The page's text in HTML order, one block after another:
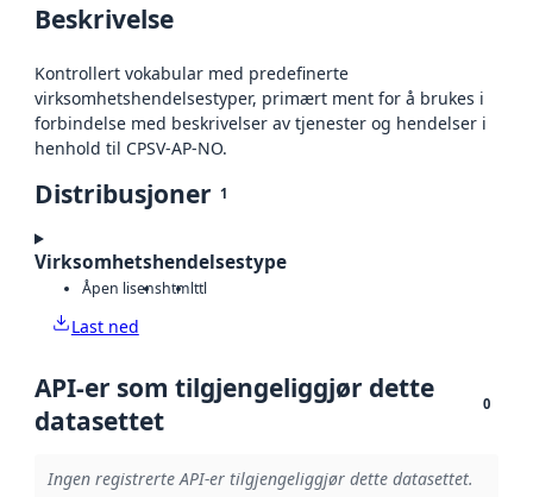
Beskrivelse
Kontrollert vokabular med predefinerte
virksomhetshendelsestyper, primært ment for å brukes i
forbindelse med beskrivelser av tjenester og hendelser i
henhold til CPSV-AP-NO.
Distribusjoner 1
Virksomhetshendelsestype
Åpen lisenshtmlttl
Last ned
API-er som tilgjengeliggjør dette
datasettet
0
Ingen registrerte API-er tilgjengeliggjør dette datasettet.